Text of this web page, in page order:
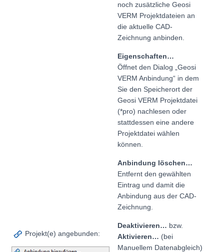
Projekt(e) angebunden:
noch zusätzliche Geosi
VERM Projektdateien an
die aktuelle CAD-
Zeichnung anbinden.
Eigenschaften…
Öffnet den Dialog „Geosi
VERM Anbindung“ in dem
Sie den Speicherort der
Geosi VERM Projektdatei
(*pro) nachlesen oder
stattdessen eine andere
Projektdatei wählen
können.
Anbindung löschen…
Entfernt den gewählten
Eintrag und damit die
Anbindung aus der CAD-
Zeichnung.
Deaktivieren… bzw.
Aktivieren… (bei
Manuellem Datenabgleich)